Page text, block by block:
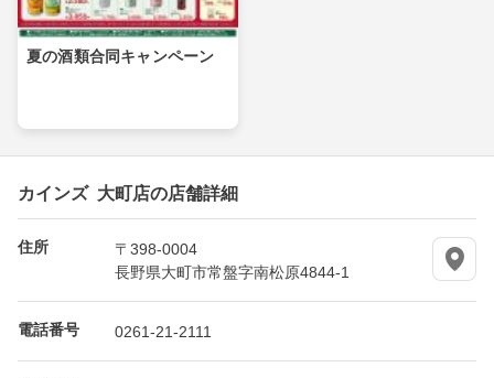
夏の酒類合同キャンペーン
カインズ 大町店の店舗詳細
住所
〒398-0004
長野県大町市常盤字南松原4844-1
電話番号 0261-21-2111